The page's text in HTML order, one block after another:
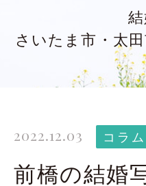
Kimono
太田店ギャ
Gallery
Costume
さいたま市・太
2022.12.03 コラム
前橋の結婚